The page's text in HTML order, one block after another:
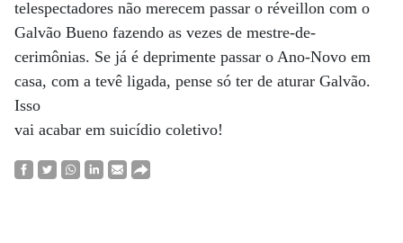
telespectadores não merecem passar o réveillon com o
Galvão Bueno fazendo as vezes de mestre-de-
cerimônias. Se já é deprimente passar o Ano-Novo em
casa, com a tevê ligada, pense só ter de aturar Galvão.
Isso
vai acabar em suicídio coletivo!